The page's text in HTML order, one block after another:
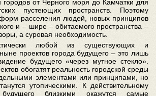
городов от Черного моря до Камчатки для
пустеющих пространств. Поэтому
расселения людей, новых принципов
и – шире – обитаемого пространства –
а суровая необходимость.
любой из существующих и
проектов города будущего – это лишь
будущего «через мутное стекло».
обогатят реальность городской среды
элементами или принципами, но
утопическими. К действительному
близкими окажутся самые